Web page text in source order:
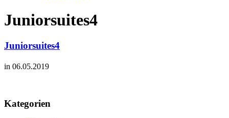
Juniorsuites4
Juniorsuites4
in 06.05.2019
Kategorien